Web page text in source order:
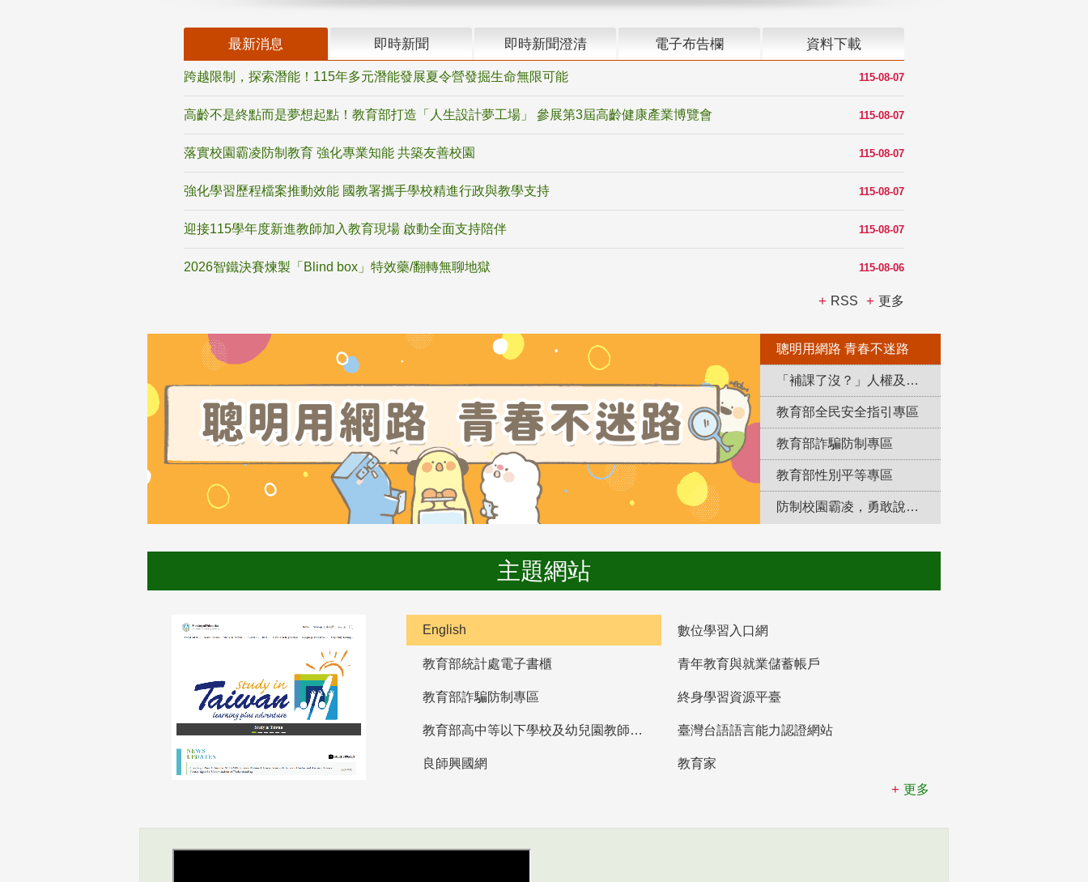
最新消息 即時新聞 即時新聞澄清 電子布告欄 資料下載
115-08-07
跨越限制，探索潛能！115年多元潛能發展夏令營發掘生命無限可能
115-08-07
高齡不是終點而是夢想起點！教育部打造「人生設計夢工場」 參展第3屆高齡健康產業博覽會
115-08-07
落實校園霸凌防制教育 強化專業知能 共築友善校園
115-08-07
強化學習歷程檔案推動效能 國教署攜手學校精進行政與教學支持
115-08-07
迎接115學年度新進教師加入教育現場 啟動全面支持陪伴
115-08-06
2026智鐵決賽煉製「Blind box」特效藥/翻轉無聊地獄
RSS 更多
聰明用網路 青春不迷路
「補課了沒？」人權及轉型正義教育專區
教育部全民安全指引專區
教育部詐騙防制專區
教育部性別平等專區
防制校園霸凌，勇敢說出來！
主題網站
English 數位學習入口網
教育部統計處電子書櫃 青年教育與就業儲蓄帳戶
教育部詐騙防制專區 終身學習資源平臺
教育部高中等以下學校及幼兒園教師資格檢定考試 臺灣台語語言能力認證網站
良師興國網
教育家
更多